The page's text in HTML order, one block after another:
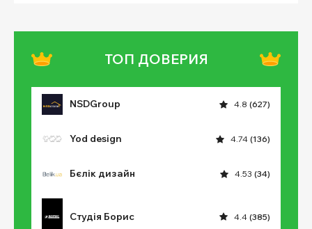
ТОП ДОВЕРИЯ
NSDGroup 4.8 (627)
Yod design 4.74 (136)
Бєлік дизайн 4.53 (34)
Студія Борис 4.4 (385)